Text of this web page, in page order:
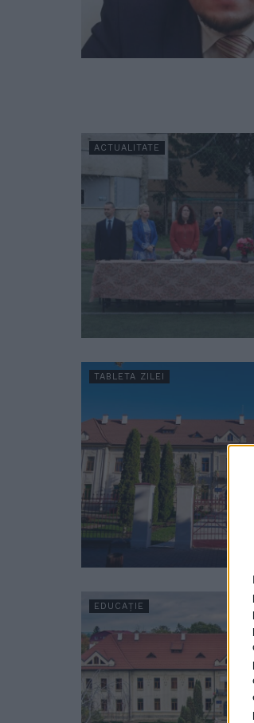
ACTUALITATE
TABLETA ZILEI
EDUCAȚIE